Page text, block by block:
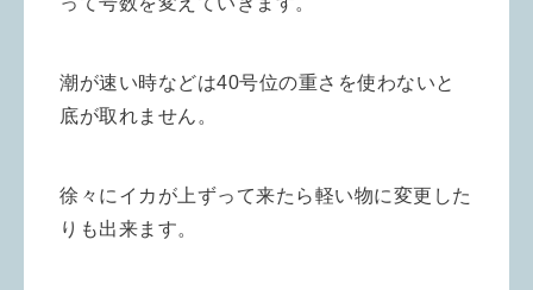
潮が速い時などは40号位の重さを使わないと
底が取れません。
徐々にイカが上ずって来たら軽い物に変更した
りも出来ます。